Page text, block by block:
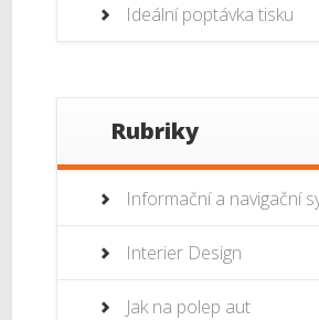
Ideální poptávka tisku
Rubriky
Informační a navigační
Interier Design
Jak na polep aut